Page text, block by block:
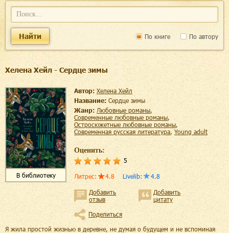
По книге По автору
Найти
Хелена Хейл - Сердце зимы
В библиотеку
Автор: Хелена Хейл
Название: Сердце зимы
Жанр:
любовные романы,
современные любовные романы,
остросюжетные любовные романы,
современная русская литература, young adult
Оценить:
5
Литрес: 4.8 Livelib: 4.8
Добавить
отзыв
Добавить
цитату
Поделиться
Я жила простой жизнью в деревне, не думая о будущем и не вспоминая